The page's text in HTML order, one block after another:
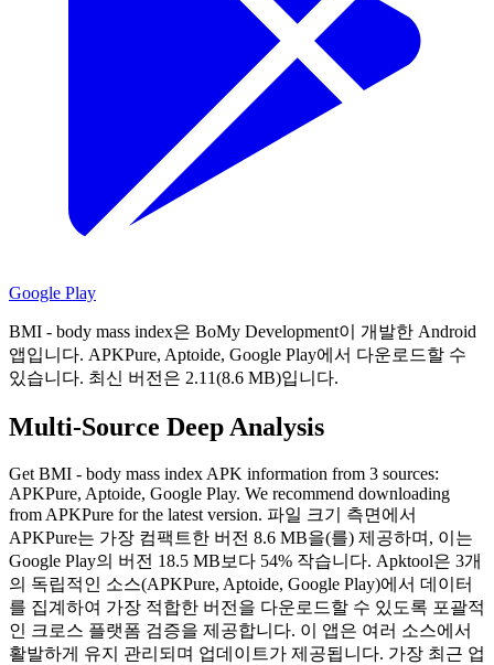
Google Play
BMI - body mass index은 BoMy Development이 개발한 Android
앱입니다. APKPure, Aptoide, Google Play에서 다운로드할 수
있습니다. 최신 버전은 2.11(8.6 MB)입니다.
Multi-Source Deep Analysis
Get BMI - body mass index APK information from 3 sources:
APKPure, Aptoide, Google Play. We recommend downloading
from APKPure for the latest version. 파일 크기 측면에서
APKPure는 가장 컴팩트한 버전 8.6 MB을(를) 제공하며, 이는
Google Play의 버전 18.5 MB보다 54% 작습니다. Apktool은 3개
의 독립적인 소스(APKPure, Aptoide, Google Play)에서 데이터
를 집계하여 가장 적합한 버전을 다운로드할 수 있도록 포괄적
인 크로스 플랫폼 검증을 제공합니다. 이 앱은 여러 소스에서
활발하게 유지 관리되며 업데이트가 제공됩니다. 가장 최근 업